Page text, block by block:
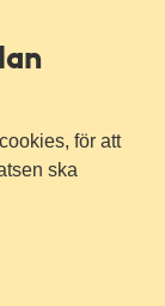
för att
ska